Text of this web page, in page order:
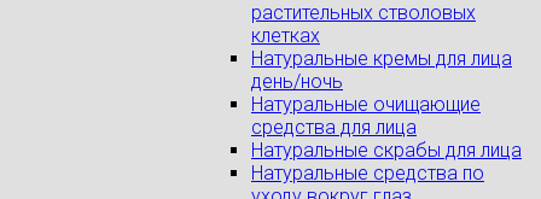
растительных стволовых
клетках
Натуральные кремы для лица
день/ночь
Натуральные очищающие
средства для лица
Натуральные скрабы для лица
Натуральные средства по